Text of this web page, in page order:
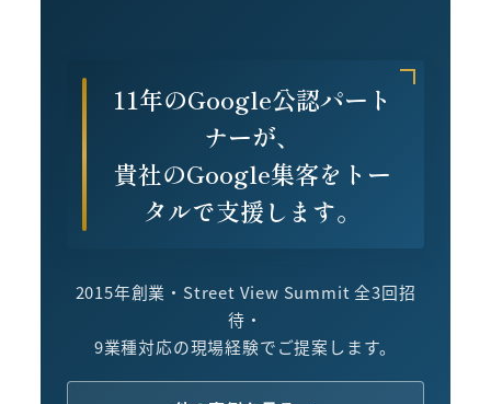
11年のGoogle公認パート
ナーが、
貴社のGoogle集客をトー
タルで支援します。
2015年創業・Street View Summit 全3回招
待・
9業種対応の現場経験でご提案します。